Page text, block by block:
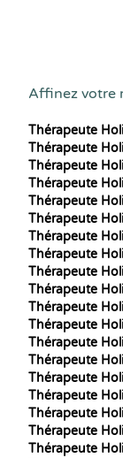
Affinez votre
Thérapeute
Thérapeute
Thérapeute
Thérapeute
Thérapeute
Thérapeute
Thérapeute
Thérapeute
Thérapeute
Thérapeute
Thérapeute
Thérapeute
Thérapeute
Thérapeute
Thérapeute
Thérapeute
Thérapeute
Thérapeute
Thérapeute